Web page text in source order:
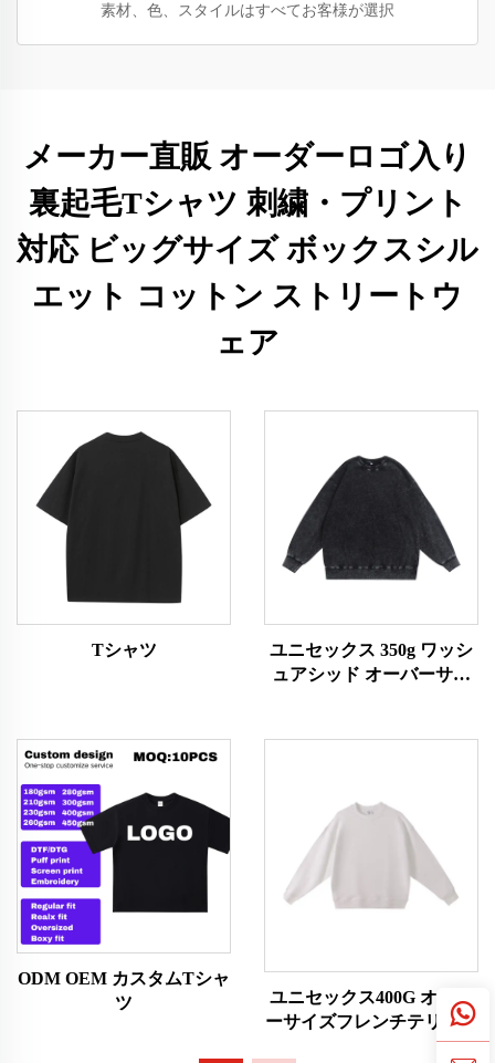
素材、色、スタイルはすべてお客様が選択
メーカー直販 オーダーロゴ入り
裏起毛Tシャツ 刺繍・プリント
対応 ビッグサイズ ボックスシル
エット コットン ストリートウ
ェア
Tシャツ
ユニセックス 350g ワッシ
ュアシッド オーバーサイ
ODM OEM カスタムTシャ
ツ
ユニセックス400G オーバ
ーサイズフレンチテリー素
材スウェットシャツ